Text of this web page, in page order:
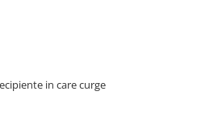
in care curge